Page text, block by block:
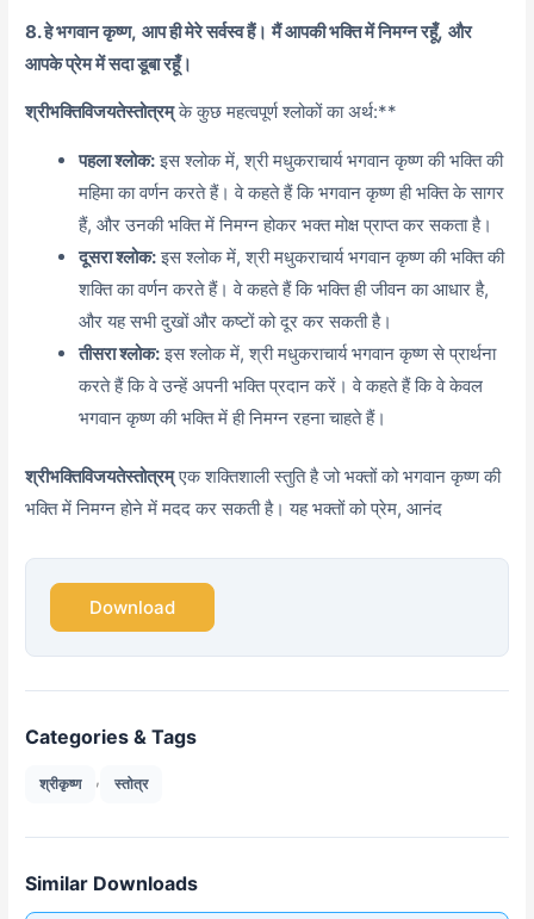
8. हे भगवान कृष्ण, आप ही मेरे सर्वस्व हैं। मैं आपकी भक्ति में निमग्न रहूँ, और
आपके प्रेम में सदा डूबा रहूँ।
श्रीभक्तिविजयतेस्तोत्रम्के कुछ महत्वपूर्ण श्लोकों का अर्थ:**
पहला श्लोक:इस श्लोक में, श्री मधुकराचार्य भगवान कृष्ण की भक्ति की
महिमा का वर्णन करते हैं। वे कहते हैं कि भगवान कृष्ण ही भक्ति के सागर
हैं, और उनकी भक्ति में निमग्न होकर भक्त मोक्ष प्राप्त कर सकता है।
दूसरा श्लोक:इस श्लोक में, श्री मधुकराचार्य भगवान कृष्ण की भक्ति की
शक्ति का वर्णन करते हैं। वे कहते हैं कि भक्ति ही जीवन का आधार है,
और यह सभी दुखों और कष्टों को दूर कर सकती है।
तीसरा श्लोक:इस श्लोक में, श्री मधुकराचार्य भगवान कृष्ण से प्रार्थना
करते हैं कि वे उन्हें अपनी भक्ति प्रदान करें। वे कहते हैं कि वे केवल
भगवान कृष्ण की भक्ति में ही निमग्न रहना चाहते हैं।
श्रीभक्तिविजयतेस्तोत्रम्एक शक्तिशाली स्तुति है जो भक्तों को भगवान कृष्ण की
भक्ति में निमग्न होने में मदद कर सकती है। यह भक्तों को प्रेम, आनंद
Download
Categories & Tags
श्रीकृष्ण , स्तोत्र
Similar Downloads